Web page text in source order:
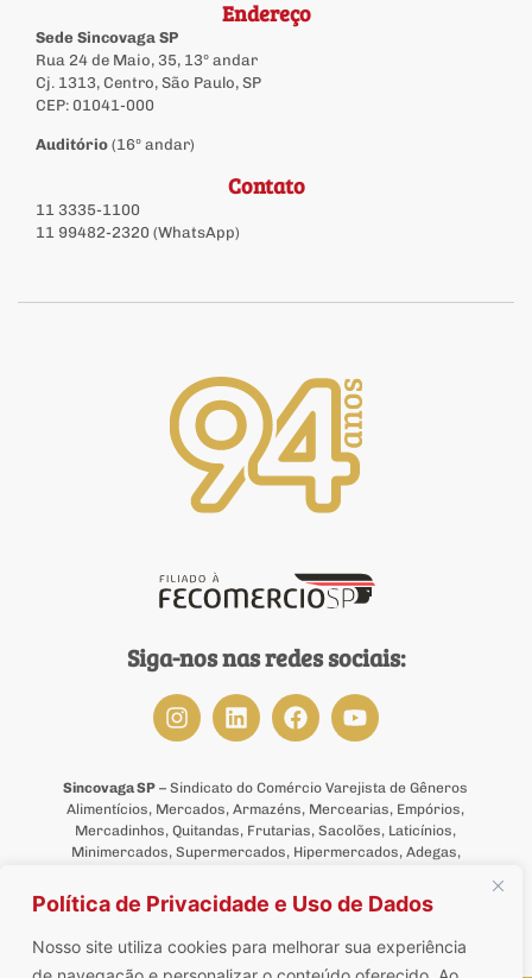
Política de Privacidade e Uso de Dados
Nosso site utiliza cookies para melhorar sua experiência
Endereço
Sede Sincovaga SP
Rua 24 de Maio, 35, 13º andar
Cj. 1313, Centro, São Paulo, SP
CEP: 01041-000
Auditório (16º andar)
Contato
11 3335-1100
11 99482-2320 (WhatsApp)
Siga-nos nas redes sociais:
Sincovaga SP – Sindicato do Comércio Varejista de Gêneros
Alimentícios, Mercados, Armazéns, Mercearias, Empórios,
Mercadinhos, Quitandas, Frutarias, Sacolões, Laticínios,
Minimercados, Supermercados, Hipermercados, Adegas,
de Suplementos Alimentares, de Produtos Naturais,
Dietéticos, Congelados, Delicatessens e de Conveniência do
Estado de São Paulo.